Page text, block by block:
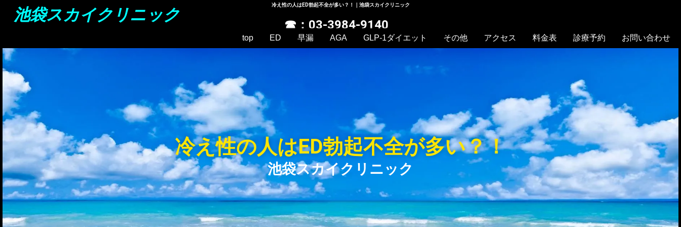
冷え性の人はED勃起不全が多い？！｜池袋スカイクリニック
池袋スカイクリニック
☎：03-3984-9140
top ED 早漏 AGA GLP-1ダイエット その他 アクセス 料金表 診療予約 お問い合わせ
冷え性の人はED勃起不全が多い？！
池袋スカイクリニック